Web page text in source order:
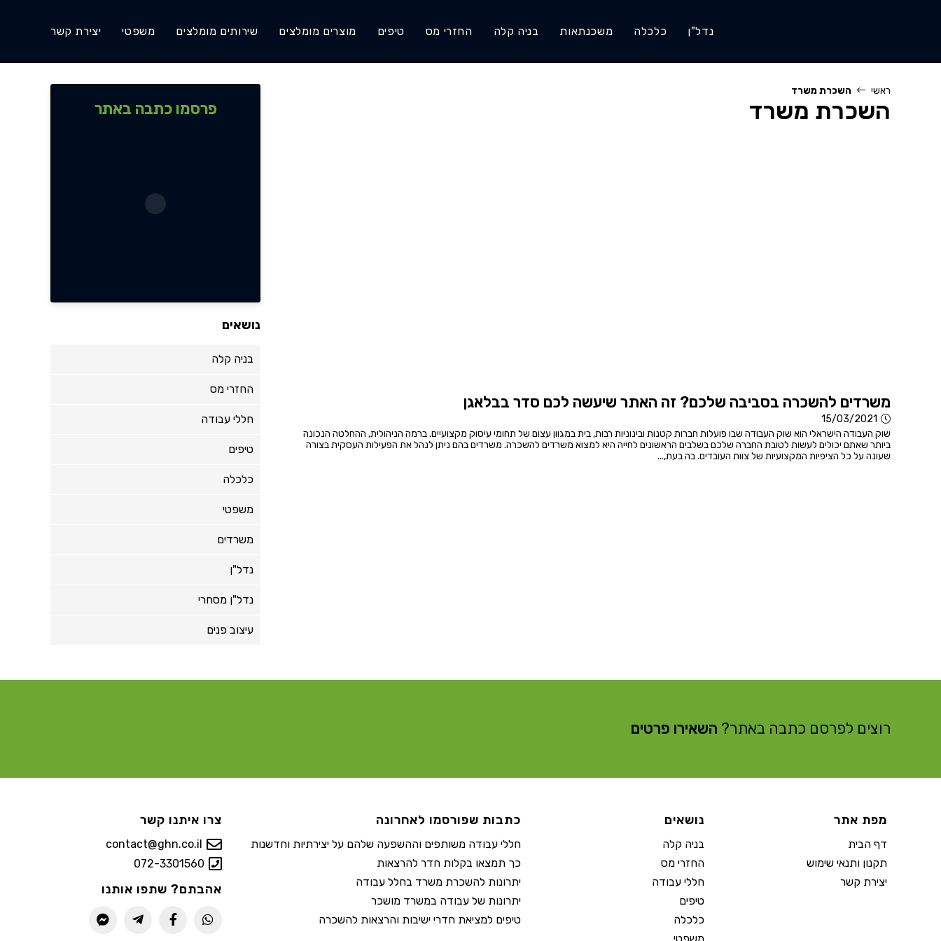
נדל"ן כלכלה משכנתאות בניה קלה החזרי מס טיפים מוצרים מומלצים שירותים מומלצים משפטי יצירת קשר
ראשי השכרת משרד
השכרת משרד
משרדים להשכרה בסביבה שלכם? זה האתר שיעשה לכם סדר בבלאגן
15/03/2021
שוק העבודה הישראלי הוא שוק העבודה שבו פועלות חברות קטנות ובינוניות רבות, בית במגוון עצום של תחומי עיסוק מקצועיים. ברמה הניהולית, ההחלטה הנכונה
ביותר שאתם יכולים לעשות לטובת החברה שלכם בשלבים הראשונים לחייה היא למצוא משרדים להשכרה. משרדים בהם ניתן לנהל את הפעילות העסקית בצורה
שעונה על כל הציפיות המקצועיות של צוות העובדים. בה בעת,...
פרסמו כתבה באתר
נושאים
בניה קלה
החזרי מס
חללי עבודה
טיפים
כלכלה
משפטי
משרדים
נדל"ן
נדל"ן מסחרי
עיצוב פנים
רוצים לפרסם כתבה באתר? השאירו פרטים
מפת אתר
דף הבית
תקנון ותנאי שימוש
יצירת קשר
נושאים
בניה קלה
החזרי מס
חללי עבודה
טיפים
כלכלה
כתבות שפורסמו לאחרונה
חללי עבודה משותפים וההשפעה שלהם על יצירתיות וחדשנות
כך תמצאו בקלות חדר להרצאות
יתרונות להשכרת משרד בחלל עבודה
יתרונות של עבודה במשרד מושכר
טיפים למציאת חדרי ישיבות והרצאות להשכרה
צרו איתנו קשר
contact@ghn.co.il
072-3301560
אהבתם? שתפו אותנו